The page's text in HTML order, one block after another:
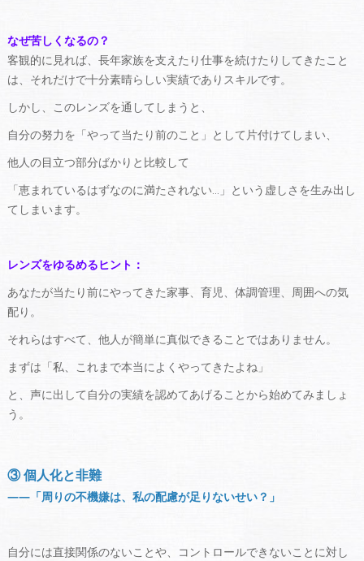
なぜ苦しくなるの？
客観的に見れば、長年家族を支えたり仕事を続けたりしてきたこと
は、それだけで十分素晴らしい実績でありスキルです。
しかし、このレンズを通してしまうと、
自分の努力を「やって当たり前のこと」として片付けてしまい、
他人の目立つ部分ばかりと比較して
「恵まれているはずなのに満たされない…」という虚しさを生み出し
てしまいます。
レンズをゆるめるヒント：
あなたが当たり前にやってきた家事、育児、体調管理、周囲への気
配り。
それらはすべて、他人が簡単に真似できることではありません。
まずは「私、これまで本当によくやってきたよね」
と、声に出して自分の実績を認めてあげることから始めてみましょ
う。
③ 個人化と非難
――「周りの不機嫌は、私の配慮が足りないせい？」
自分には直接関係のないことや、コントロールできないことに対し